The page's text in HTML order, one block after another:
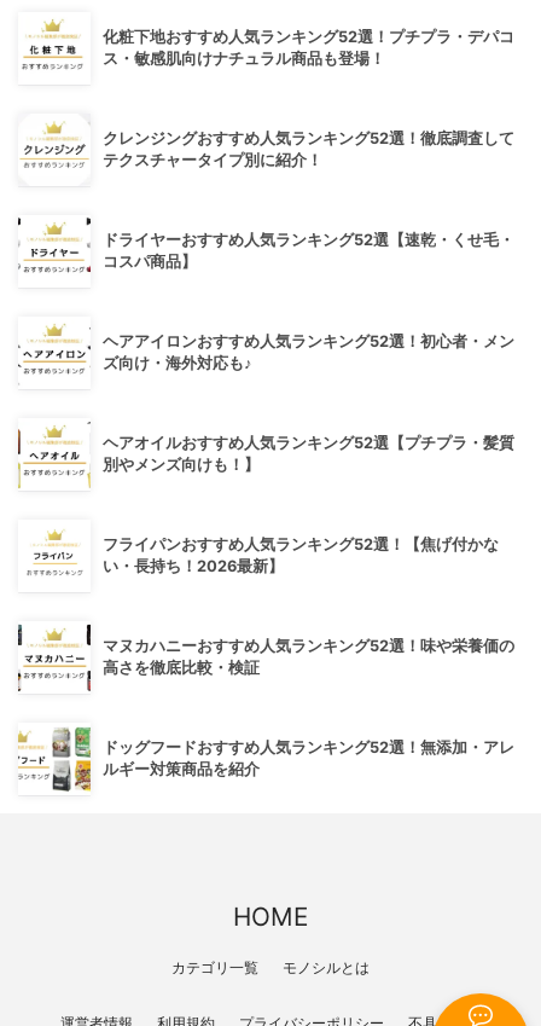
化粧下地おすすめ人気ランキング52選！プチプラ・デパコ
ス・敏感肌向けナチュラル商品も登場！
クレンジングおすすめ人気ランキング52選！徹底調査して
テクスチャータイプ別に紹介！
ドライヤーおすすめ人気ランキング52選【速乾・くせ毛・
コスパ商品】
ヘアアイロンおすすめ人気ランキング52選！初心者・メン
ズ向け・海外対応も♪
ヘアオイルおすすめ人気ランキング52選【プチプラ・髪質
別やメンズ向けも！】
フライパンおすすめ人気ランキング52選！【焦げ付かな
い・長持ち！2026最新】
マヌカハニーおすすめ人気ランキング52選！味や栄養価の
高さを徹底比較・検証
ドッグフードおすすめ人気ランキング52選！無添加・アレ
ルギー対策商品を紹介
HOME
カテゴリ一覧 モノシルとは